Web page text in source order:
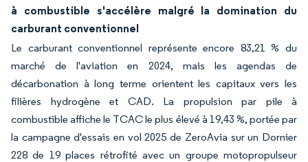
à combustible s'accélère malgré la domination du
carburant conventionnel
Le carburant conventionnel représente encore 83,21 % du
marché de l'aviation en 2024, mais les agendas de
décarbonation à long terme orientent les capitaux vers les
filières hydrogène et CAD. La propulsion par pile à
combustible affiche le TCAC le plus élevé à 19,43 %, portée par
la campagne d'essais en vol 2025 de ZeroAvia sur un Dornier
228 de 19 places rétrofité avec un groupe motopropulseur